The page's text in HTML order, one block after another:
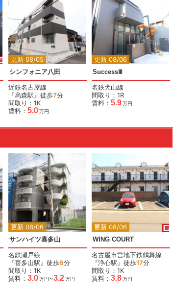
更新 08/05
シンフォニア八田
近鉄名古屋線
『烏森駅』徒歩7分
間取り：1K
賃料： 5.0万円
更新 08/06
SuccessⅢ
名鉄犬山線
間取り：1R
賃料： 5.9万円
更新 08/06
サンハイツ喜多山
名鉄瀬戸線
『喜多山駅』徒歩6分
間取り：1K
賃料： 3.0万円~3.2万円
更新 08/06
WING COURT
名古屋市営地下鉄鶴舞線
『浄心駅』徒歩17分
間取り：1K
賃料： 3.8万円